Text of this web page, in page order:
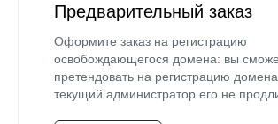
Предварительный заказ
Оформите заказ на регистрацию
освобождающегося домена: вы
претендовать на регистрацию
текущий администратор его не